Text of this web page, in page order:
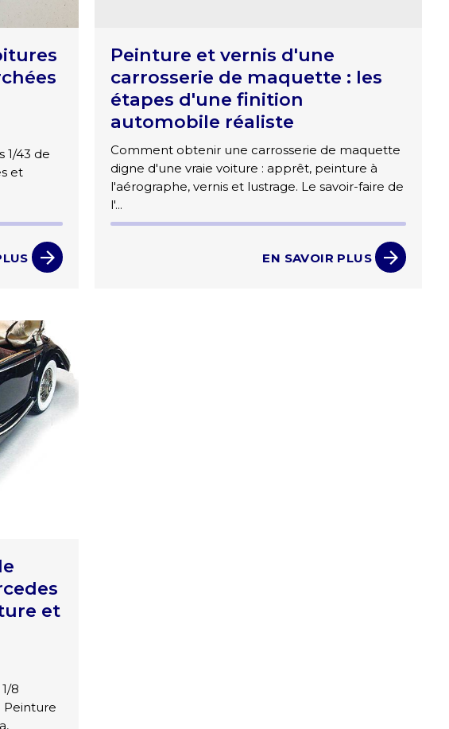
1/43 de
et
Peinture et vernis d'une
carrosserie de maquette : les
étapes d'une finition
automobile réaliste
Comment obtenir une carrosserie de maquette
digne d'une vraie voiture : apprêt, peinture à
l'aérographe, vernis et lustrage. Le savoir-faire de
l'...
EN SAVOIR PLUS
et
8
Peinture